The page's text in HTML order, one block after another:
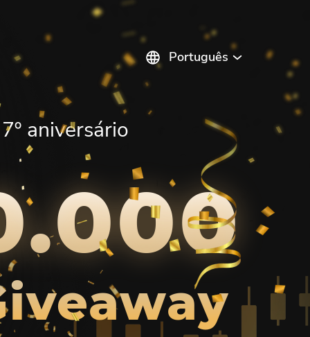
Português
English Русский
Italiano
Polski
Indonesia
Tiếng Việt
العربية
Melayu
中文
Türkçe
日本語
한국어
فارسی
Srpski
Română
Hrvatski हिन्दी
Українська
Pilipinas
Kiswahili
Հայերեն
Türkmenler
Hinglish
Кыргызча
aniversário